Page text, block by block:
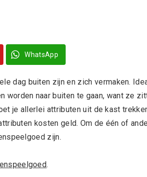
WhatsApp
dag buiten zijn en zich vermaken.
worden naar buiten te gaan, want ze
je allerlei attributen uit de kast
kosten geld. Om de één of
zijn.
.